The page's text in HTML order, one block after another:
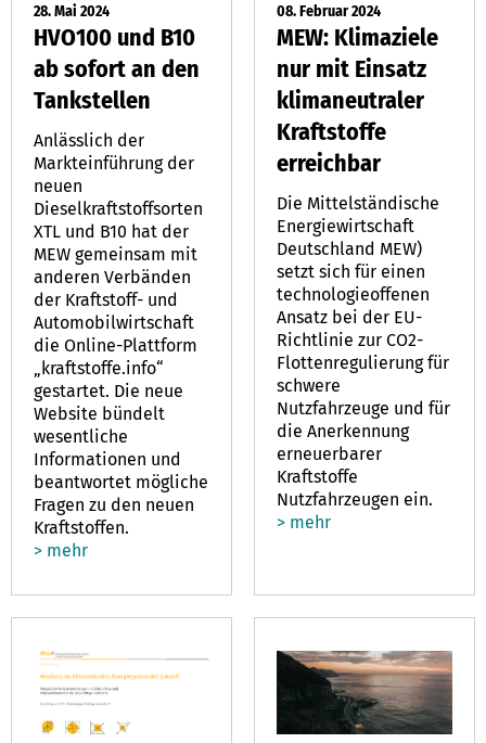
28. Mai 2024
HVO100 und B10
ab sofort an den
Tankstellen
Anlässlich der
Markteinführung der
neuen
Dieselkraftstoffsorten
XTL und B10 hat der
MEW gemeinsam mit
anderen Verbänden
der Kraftstoff- und
Automobilwirtschaft
die Online-Plattform
„kraftstoffe.info“
gestartet. Die neue
Website bündelt
wesentliche
Informationen und
beantwortet mögliche
Fragen zu den neuen
Kraftstoffen.
> mehr
08. Februar 2024
MEW: Klimaziele
nur mit Einsatz
klimaneutraler
Kraftstoffe
erreichbar
Die Mittelständische
Energiewirtschaft
Deutschland MEW)
setzt sich für einen
technologieoffenen
Ansatz bei der EU-
Richtlinie zur CO2-
Flottenregulierung für
schwere
Nutzfahrzeuge und für
die Anerkennung
erneuerbarer
Kraftstoffe
Nutzfahrzeugen ein.
> mehr